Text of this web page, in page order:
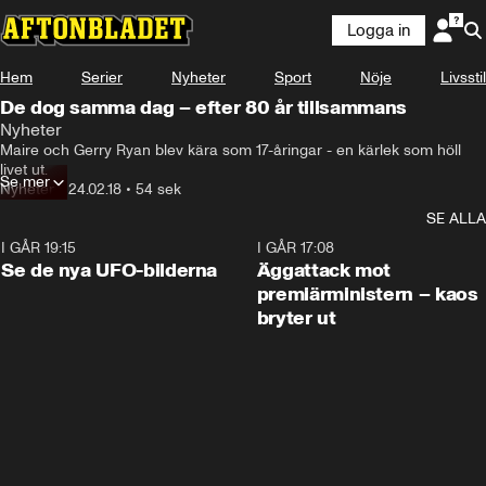
Logga in
Hem Serier Nyheter Sport Nöje Livsstil
De dog samma dag – efter 80 år tillsammans
Nyheter
Maire och Gerry Ryan blev kära som 17-åringar - en kärlek som höll
livet ut.
Nyheter• 24.02.18 • 54 sek
Se mer
SE ALLA
I GÅR 19:15
Se de nya UFO-bilderna
I GÅR 17:08
Äggattack mot
premiärministern – kaos
bryter ut